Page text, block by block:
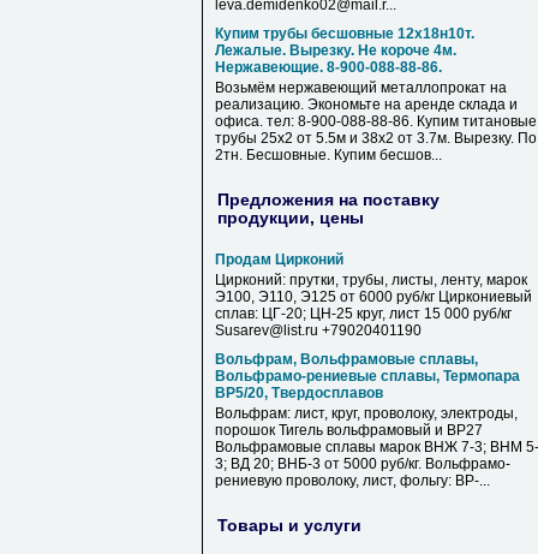
leva.demidenko02@mail.r...
Купим трубы бесшовные 12х18н10т.
Лежалые. Вырезку. Не короче 4м.
Нержавеющие. 8-900-088-88-86.
Возьмём нержавеющий металлопрокат на
реализацию. Экономьте на аренде склада и
офиса. тел: 8-900-088-88-86. Купим титановые
трубы 25х2 от 5.5м и 38х2 от 3.7м. Вырезку. По
2тн. Бесшовные. Купим бесшов...
Предложения на поставку
продукции, цены
Продам Цирконий
Цирконий: прутки, трубы, листы, ленту, марок
Э100, Э110, Э125 от 6000 руб/кг Циркониевый
сплав: ЦГ-20; ЦН-25 круг, лист 15 000 руб/кг
Susarev@list.ru +79020401190
Вольфрам, Вольфрамовые сплавы,
Вольфрамо-рениевые сплавы, Термопара
ВР5/20, Твердосплавов
Вольфрам: лист, круг, проволоку, электроды,
порошок Тигель вольфрамовый и ВР27
Вольфрамовые сплавы марок ВНЖ 7-3; ВНМ 5-
3; ВД 20; ВНБ-3 от 5000 руб/кг. Вольфрамо-
рениевую проволоку, лист, фольгу: ВР-...
Товары и услуги